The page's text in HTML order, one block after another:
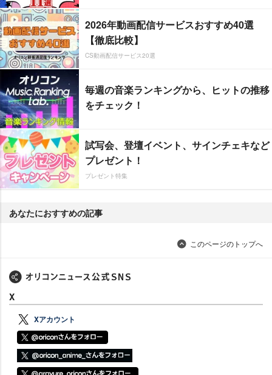
2026年動画配信サービスおすすめ40選
【徹底比較】
CS動画配信サービス20選
毎週の音楽ランキングから、ヒットの推移
をチェック！
試写会、登壇イベント、サインチェキなど
プレゼント！
プレゼント特集
あなたにおすすめの記事
このページのトップへ
X
Xアカウント